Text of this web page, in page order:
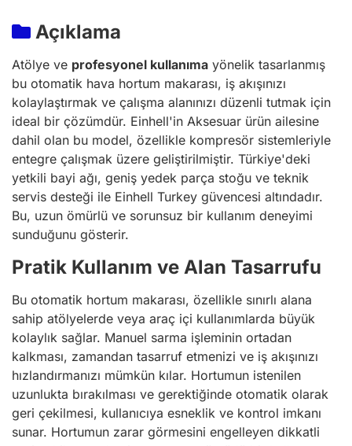
Açıklama
Atölye ve profesyonel kullanıma yönelik tasarlanmış
bu otomatik hava hortum makarası, iş akışınızı
kolaylaştırmak ve çalışma alanınızı düzenli tutmak için
ideal bir çözümdür. Einhell'in Aksesuar ürün ailesine
dahil olan bu model, özellikle kompresör sistemleriyle
entegre çalışmak üzere geliştirilmiştir. Türkiye'deki
yetkili bayi ağı, geniş yedek parça stoğu ve teknik
servis desteği ile Einhell Turkey güvencesi altındadır.
Bu, uzun ömürlü ve sorunsuz bir kullanım deneyimi
sunduğunu gösterir.
Pratik Kullanım ve Alan Tasarrufu
Bu otomatik hortum makarası, özellikle sınırlı alana
sahip atölyelerde veya araç içi kullanımlarda büyük
kolaylık sağlar. Manuel sarma işleminin ortadan
kalkması, zamandan tasarruf etmenizi ve iş akışınızı
hızlandırmanızı mümkün kılar. Hortumun istenilen
uzunlukta bırakılması ve gerektiğinde otomatik olarak
geri çekilmesi, kullanıcıya esneklik ve kontrol imkanı
sunar. Hortumun zarar görmesini engelleyen dikkatli